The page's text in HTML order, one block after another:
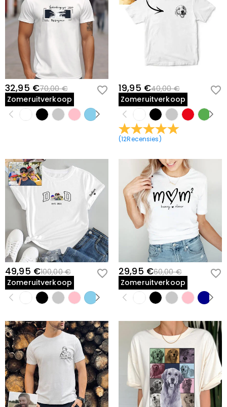
32,95 €70,00 €
Zomeruitverkoop
19,95 €40,00 €
Zomeruitverkoop
(12Recensies)
49,95 €100,00 €
Zomeruitverkoop
29,95 €60,00 €
Zomeruitverkoop